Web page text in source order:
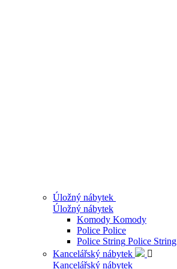
Úložný nábytek
Úložný nábytek
Komody Komody
Police Police
Police String Police String
Kancelářský nábytek

Kancelářský nábytek